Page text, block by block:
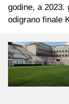
godine, a 2023.
odigrano finale